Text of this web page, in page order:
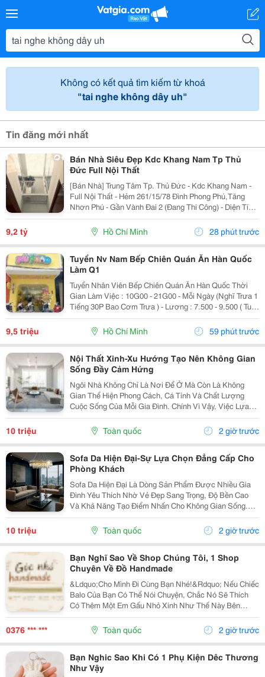
Không có kết quả tìm kiếm từ khoá
"tai nghe không dây uh"
Tin đăng mới nhất
Bán Nhà Siêu Đẹp Kdc Khang Nam Tp Thủ
Đức Full Nội Thất
[Bán Nhà] Trung Tâm Tp. Thủ Đức - Kdc Khang Nam -
Full Nội Thất - Hẻm 261/15/78 Đình Phong Phú,Tăng
Nhơn Phú - Gần Vành Đai 2 (Đang Thi Công) - Diện Tích
Lý Tưởng: 5.6M X 14.2M (Tổng Diện Tích Công Nhận:
80M2). - Kết Cấu Kiên Cố: 1 Trệt, 2 Lầu,...
9,2 tỷ Hồ Chí Minh 28 phút trước
Tuyển Nv Nam Bếp Chiên Quán Ăn Hàn Quốc
Làm Q1
Tuyển Nhân Viên Bếp Chiên Quán Ăn Hàn Quốc Thời
Gian Làm Việc : 10G00 - 21G00 - Mỗi Ngày (Nghĩ Trưa 1
Tiếng 30P Bao Cơm Trưa ) - Lương : 7.500 - 9.500 ( Tuỳ
Theo Năng Lực ) Mô Tả Công Việc: - Bếp Chiên : Sử
Dụng Được Chảo Non Biết Chiên...
9,5 triệu Hồ Chí Minh 59 phút trước
Nội Thất Xinh-Xu Hướng Tạo Nên Không Gian
Sống Đầy Cảm Hứng
Ngôi Nhà Không Chỉ Là Nơi Để Ở Mà Còn Là Không
Gian Thể Hiện Phong Cách, Cá Tính Và Chất Lượng
Cuộc Sống Của Mỗi Gia Đình. Chính Vì Vậy, Việc Lựa
Chọn Nội Thất Xinh Đang Trở Thành Xu Hướng Được
Nhiều Người Quan Tâm Khi Muốn Biến Không Gian
Sống Trở...
10 triệu Toàn quốc 2 giờ trước
Sofa Da Hiện Đại-Sự Lựa Chọn Đẳng Cấp Cho
Phòng Khách
Sofa Da Hiện Đại Là Dòng Sản Phẩm Được Nhiều Gia
Đình Yêu Thích Nhờ Vẻ Đẹp Sang Trọng, Độ Bền Cao
Và Khả Năng Tạo Điểm Nhấn Cho Không Gian Sống.
Với Thiết Kế Tinh Tế Cùng Chất Liệu Da Cao Cấp, Sofa
Không Chỉ Mang Lại Cảm Giác Thoải Mái Mà Còn Thể...
10 triệu Toàn quốc 2 giờ trước
Bạn Nghĩ Sao Về Shop Chúng Tôi, 1 Shop
Chuyên Về Đồ Handmade
&Ldquo;Cho Mình Đi Cùng Bạn Nhé!&Rdquo; Nếu Chiếc
Balo Của Bạn Có Thể Nói Chuyện, Chắc Nó Sẽ Thích
Có Thêm Một Em Gấu Nhỏ Xinh Như Thế Này Bên
Cạnh. Từ Những Buổi Đi Học, Đi Làm, Đi Cà Phê Hay
Những Chuyến Đi Chơi Cuối Tuần, Em Móc Khóa Gấu
Bông...
0376 *** *** Toàn quốc 2 giờ trước
Bạn Nghic Sao Khi Có 1 Phụ Kiện Dêc Thương
Như Vậy